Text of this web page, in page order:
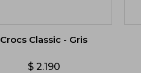
Crocs Classic - Gris
$ 2.190